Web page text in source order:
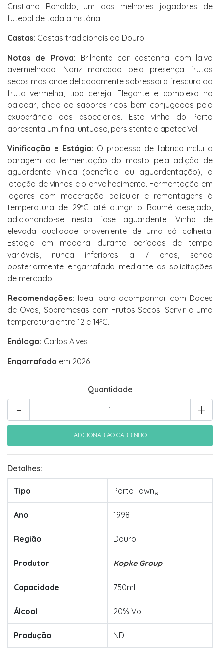
Cristiano Ronaldo, um dos melhores jogadores de
futebol de toda a história.
Castas: Castas tradicionais do Douro.
Notas de Prova: Brilhante cor castanha com laivo
avermelhado. Nariz marcado pela presença frutos
secos mas onde delicadamente sobressai a frescura da
fruta vermelha, tipo cereja. Elegante e complexo no
paladar, cheio de sabores ricos bem conjugados pela
exuberância das especiarias. Este vinho do Porto
apresenta um final untuoso, persistente e apetecível.
Vinificação e Estágio: O processo de fabrico inclui a
paragem da fermentação do mosto pela adição de
aguardente vínica (benefício ou aguardentação), a
lotação de vinhos e o envelhecimento. Fermentação em
lagares com maceração pelicular e remontagens à
temperatura de 29ºC até atingir o Baumé desejado,
adicionando-se nesta fase aguardente. Vinho de
elevada qualidade proveniente de uma só colheita.
Estagia em madeira durante períodos de tempo
variáveis, nunca inferiores a 7 anos, sendo
posteriormente engarrafado mediante as solicitações
de mercado.
Recomendações: Ideal para acompanhar com Doces
de Ovos, Sobremesas com Frutos Secos. Servir a uma
temperatura entre 12 e 14ºC.
Enólogo: Carlos Alves
Engarrafado em 2026
Quantidade
+
-
Detalhes:
Tipo Porto Tawny
Ano 1998
Região Douro
Produtor Kopke Group
Capacidade 750ml
Álcool 20% Vol
Produção ND